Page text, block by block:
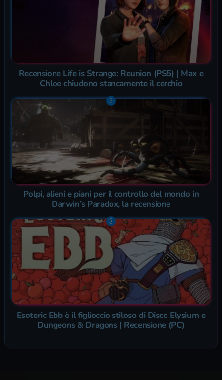
Recensione Life is Strange: Reunion (PS5) | Max e
Chloe chiudono stancamente il cerchio
Polpi, alieni e piani per il controllo del mondo in
Darwin’s Paradox, la recensione
Esoteric Ebb è il figlioccio stiloso di Disco Elysium e
Dungeons & Dragons | Recensione (PC)